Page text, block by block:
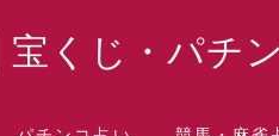
くじ・パチ